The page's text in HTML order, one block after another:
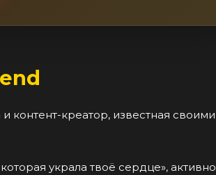
контент-креатор, известная своими
украла твоё сердце», активно